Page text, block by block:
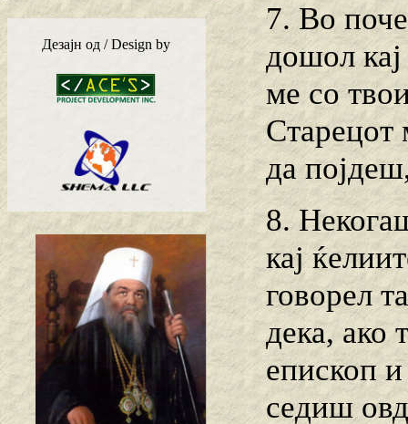
Дезајн од / Design by
7. Во
дошол
ме со
Старецот
да
8.
кај
говорел
дека, ако
епископ
седиш